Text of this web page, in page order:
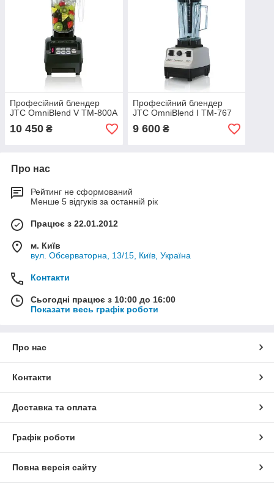
Професійний блендер
JTC OmniBlend V TM-800A
10 450 ₴
Професійний блендер
JTC OmniBlend I TM-767
9 600₴
Про нас
Рейтинг не сформований
Менше 5 відгуків за останній рік
Працює з 22.01.2012
м. Київ
вул. Обсерваторна, 13/15, Київ, Україна
Контакти
Сьогодні працює з 10:00 до 16:00
Показати весь графік роботи
Про нас
Контакти
Доставка та оплата
Графік роботи
Повна версія сайту